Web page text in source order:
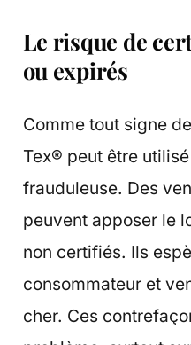
Le risque de
ou expirés
Comme tout signe
Tex® peut être
frauduleuse. Des
peuvent apposer le
non certifiés. Ils
consommateur et
cher. Ces